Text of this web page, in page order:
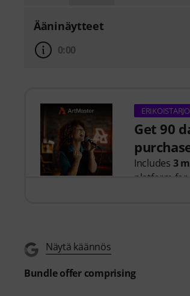
Ääninäytteet
0:00
Get 90
Includes 3
platform for
Learn
Näytä käännös
Bundle offer comprising